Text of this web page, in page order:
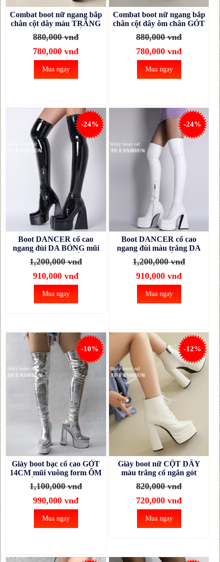
Combat boot nữ ngang bắp
chân cột dây màu TRẮNG
ôm chân GÓT VUÔNG
14CM thời thượng GBN41B
880,000 vnđ
780,000 vnđ
Mua ngay
Combat boot nữ ngang bắp
chân cột dây ôm chân GÓT
VUÔNG 14CM, MŨI
VUÔNG thời thượng
GBN41A
880,000 vnđ
780,000 vnđ
Mua ngay
-24%
Boot DANCER cổ cao
ngang đùi DA BÓNG mũi
VUÔNG, gót VUÔNG
14CM ÔM CHÂN GCC21A
1,200,000 vnđ
910,000 vnđ
Mua ngay
-24%
Boot DANCER cổ cao
ngang đùi màu trắng DA
BÓNG mũi VUÔNG, gót
VUÔNG 14CM ÔM CHÂN
GCC21B
1,200,000 vnđ
910,000 vnđ
Mua ngay
-10%
Giày boot bạc cổ cao GÓT
14CM mũi vuông form ÔM
CHÂN, THON DÁNG
mang tiệc, biểu diễn
GCC14D
1,100,000 vnđ
990,000 vnđ
Mua ngay
-12%
Giày boot nữ CỘT DÂY
màu trắng cổ ngắn gót
vuông đế kép 14cm, mũi
vuông ÔM CHÂN - HIỆN
ĐẠI GBN20B
820,000 vnđ
720,000 vnđ
Mua ngay